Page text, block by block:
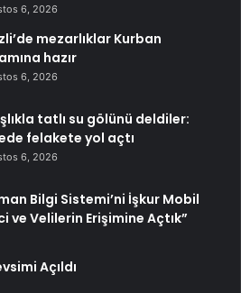
6, 2026
mezarlıklar Kurban
hazır
6, 2026
tatlı su gölünü deldiler:
felakete yol açtı
6, 2026
Bilgi Sistemi’ni İşkur Mobil
ve Velilerin Erişimine Açtık”
Açıldı